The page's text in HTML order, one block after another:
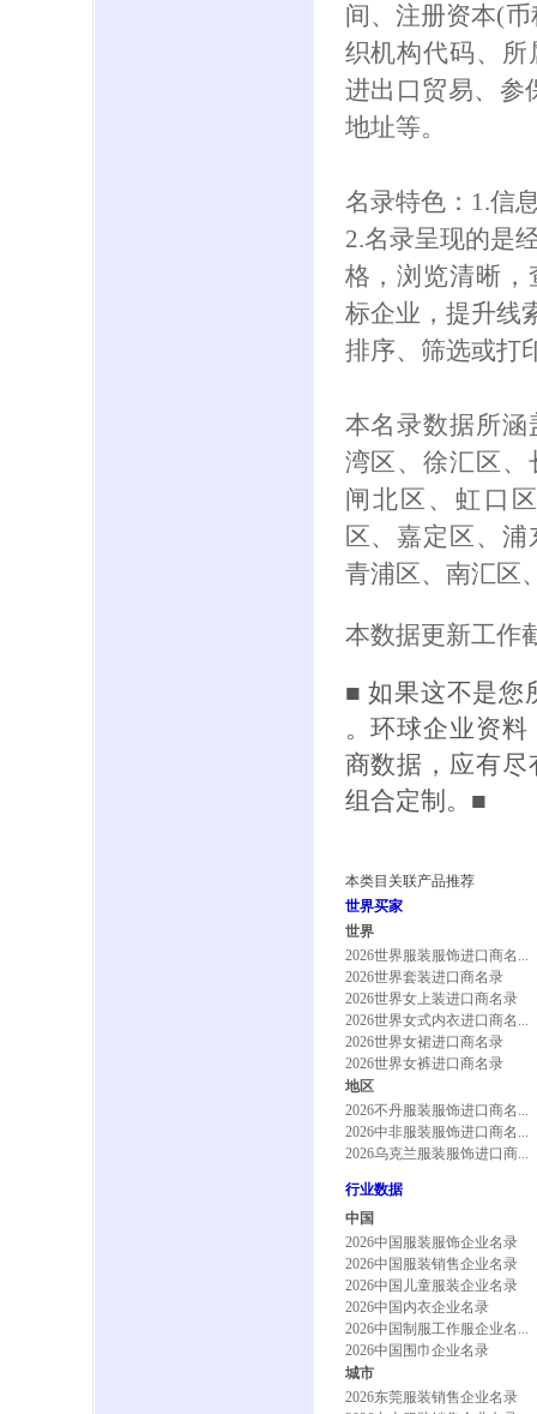
间、注册资本(
织机构代码、
进出口贸易、参
地址等。
名录特色：1.信
2.名录呈现的是
格，浏览清晰
标企业，提升线
排序、筛选或打
本名录数据所
湾区、徐汇区
闸北区、虹口
区、嘉定区、
青浦区、南汇区
本数据更新工作
■ 如果这不是您
。环球企业资
商数据，应有
组合定制。■
本类目关联产品推荐
世界买家
世界
2026世界服装服饰进口商名...
2026世界套装进口商名录
2026世界女上装进口商名录
2026世界女式内衣进口商名...
2026世界女裙进口商名录
2026世界女裤进口商名录
地区
2026不丹服装服饰进口商名...
2026中非服装服饰进口商名...
2026乌克兰服装服饰进口商...
行业数据
中国
2026中国服装服饰企业名录
2026中国服装销售企业名录
2026中国儿童服装企业名录
2026中国内衣企业名录
2026中国制服工作服企业名...
2026中国围巾企业名录
城市
2026东莞服装销售企业名录